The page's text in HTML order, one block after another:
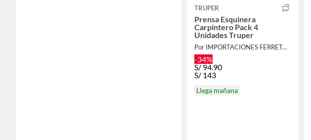
TRUPER
Prensa Esquinera
Carpintero Pack 4
Unidades Truper
Por IMPORTACIONES FERRETOOLS
-34%
S/ 94.90
S/ 143
Llega mañana